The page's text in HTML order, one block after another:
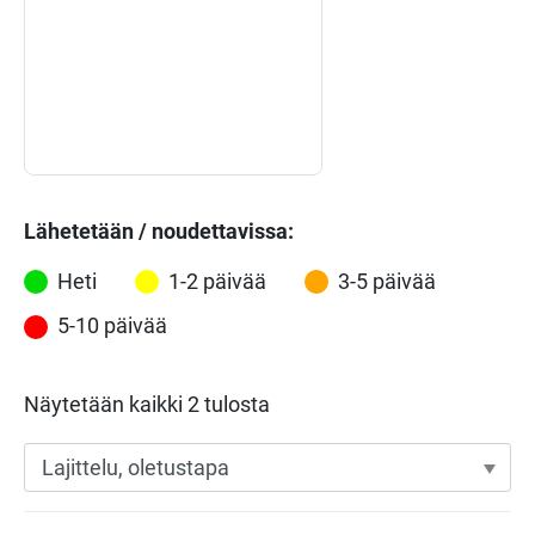
Lähetetään / noudettavissa:
Heti 1-2 päivää
3-5 päivää
5-10 päivää
Näytetään kaikki 2 tulosta